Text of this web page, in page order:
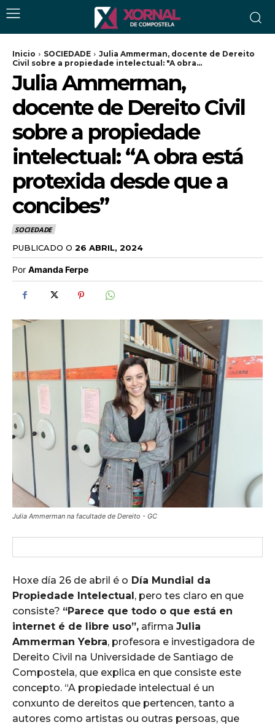
Inicio SOCIEDADE
Julia Ammerman, docente de Dereito
Civil sobre a propiedade intelectual: "A obra...
Julia Ammerman,
docente de Dereito Civil
sobre a propiedade
intelectual: “A obra está
protexida desde que a
concibes”
SOCIEDADE
PUBLICADO O 26 ABRIL, 2024
Por Amanda Ferpe
Julia Ammerman na facultade de Dereito - GC
Hoxe día 26 de abril é o Día Mundial da
Propiedade Intelectual, pero tes claro en que
consiste? “Parece que todo o que está en
internet é de libre uso”, afirma Julia
Ammerman Yebra, profesora e investigadora de
Dereito Civil na Universidade de Santiago de
Compostela, que explica en que consiste este
concepto. “A propiedade intelectual é un
conxunto de dereitos que pertencen, tanto a
autores como artistas ou outras persoas, que